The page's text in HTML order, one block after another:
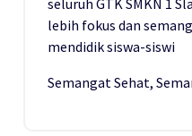
lebih fokus dan
mendidik siswa-siswi
Semangat Sehat,